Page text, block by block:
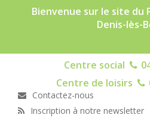
Bienvenue sur le site du
Denis-lès-
Centre social
Centre de loisirs
Contactez-nous
Inscription à notre newsletter